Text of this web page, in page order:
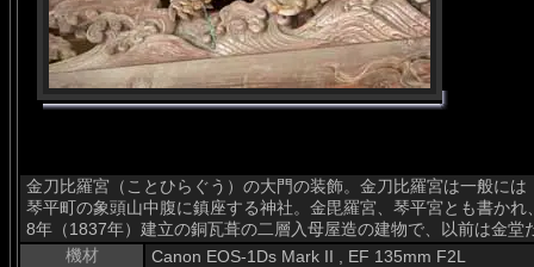
金刀比羅宮（ことひらぐう）の大門の装飾。金刀比羅宮は一般に
琴平町の象頭山中腹に鎮座する神社。金毘羅宮、琴平宮とも書か
8年（1837年）建立の銅瓦葺の二層入母屋造の建物で、以前は金
機材
Canon EOS-1Ds Mark II , EF 135mm F2L